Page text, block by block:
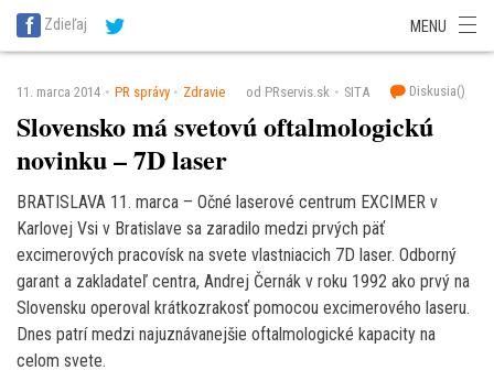
SITA Energetika
SITA Potravinárstvo
Zdieľaj MENU
11. marca 2014 PR správy Zdravie od PRservis.sk SITA Diskusia()
Slovensko má svetovú oftalmologickú
novinku – 7D laser
BRATISLAVA 11. marca – Očné laserové centrum EXCIMER v
Karlovej Vsi v Bratislave sa zaradilo medzi prvých päť
excimerových pracovísk na svete vlastniacich 7D laser. Odborný
garant a zakladateľ centra, Andrej Černák v roku 1992 ako prvý na
Slovensku operoval krátkozrakosť pomocou excimerového laseru.
Dnes patrí medzi najuznávanejšie oftalmologické kapacity na
celom svete.